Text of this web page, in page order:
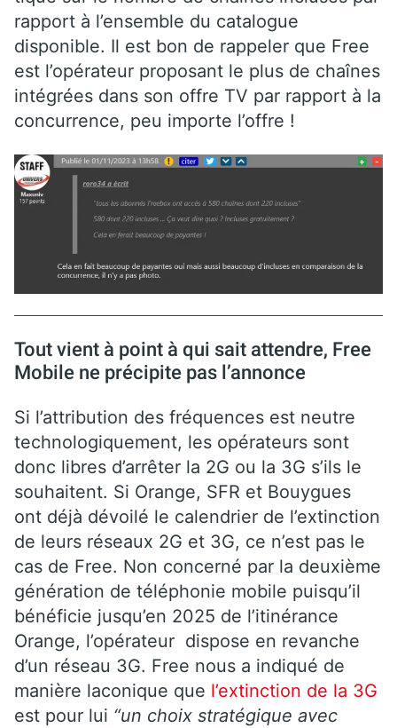
rapport à l’ensemble du catalogue
disponible. Il est bon de rappeler que Free
est l’opérateur proposant le plus de chaînes
intégrées dans son offre TV par rapport à la
concurrence, peu importe l’offre !
Tout vient à point à qui sait attendre, Free
Mobile ne précipite pas l’annonce
Si l’attribution des fréquences est neutre
technologiquement, les opérateurs sont
donc libres d’arrêter la 2G ou la 3G s’ils le
souhaitent. Si Orange, SFR et Bouygues
ont déjà dévoilé le calendrier de l’extinction
de leurs réseaux 2G et 3G, ce n’est pas le
cas de Free. Non concerné par la deuxième
génération de téléphonie mobile puisqu’il
bénéficie jusqu’en 2025 de l’itinérance
Orange, l’opérateur dispose en revanche
d’un réseau 3G. Free nous a indiqué de
manière laconique que l’extinction de la 3G
est pour lui “un choix stratégique avec